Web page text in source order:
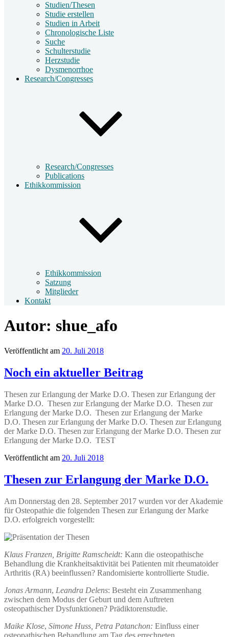
Studien/Thesen
Studie erstellen
Studien in Arbeit
Chronologische Liste
Suche
Schulterstudie
Herzstudie
Dysmenorrhoe
Research/Congresses
Research/Congresses
Publications
Ethikkommission
Ethikkommission
Satzung
Mitglieder
Kontakt
Autor: shue_afo
Veröffentlicht am 20. Juli 2018
Noch ein aktueller Beitrag
Thesen zur Erlangung der Marke D.O. Thesen zur Erlangung der
Marke D.O. Thesen zur Erlangung der Marke D.O. Thesen zur
Erlangung der Marke D.O. Thesen zur Erlangung der Marke
D.O. Thesen zur Erlangung der Marke D.O. Thesen zur Erlangung
der Marke D.O. Thesen zur Erlangung der Marke D.O. Thesen zur
Erlangung der Marke D.O. TEST
Veröffentlicht am 20. Juli 2018
Thesen zur Erlangung der Marke D.O.
Am Donnerstag den 28. September 2017 wurden vor der Akademie
für Osteopathie die folgenden Thesen zur Erlangung der Marke
D.O. erfolgreich vorgestellt:
Klaus Franzen, Brigitte Ramscheidt: Kann die osteopathische
Behandlung die Krankheitsaktivität bei Patienten mit rheumatoider
Arthritis (RA) beeinflussen? Randomisierte kontrollierte Studie.
Jonas Armann, Leandra Delens: Besteht ein Zusammenhang
zwischen dem Modus der Geburt und dem Auftreten
osteopathischer Dysfunktionen? Prädiktorenstudie.
Maike Klose, Simone Huss, Petra Patanchon: Einfluss einer
osteopathischen Behandlung am Tag des errechneten